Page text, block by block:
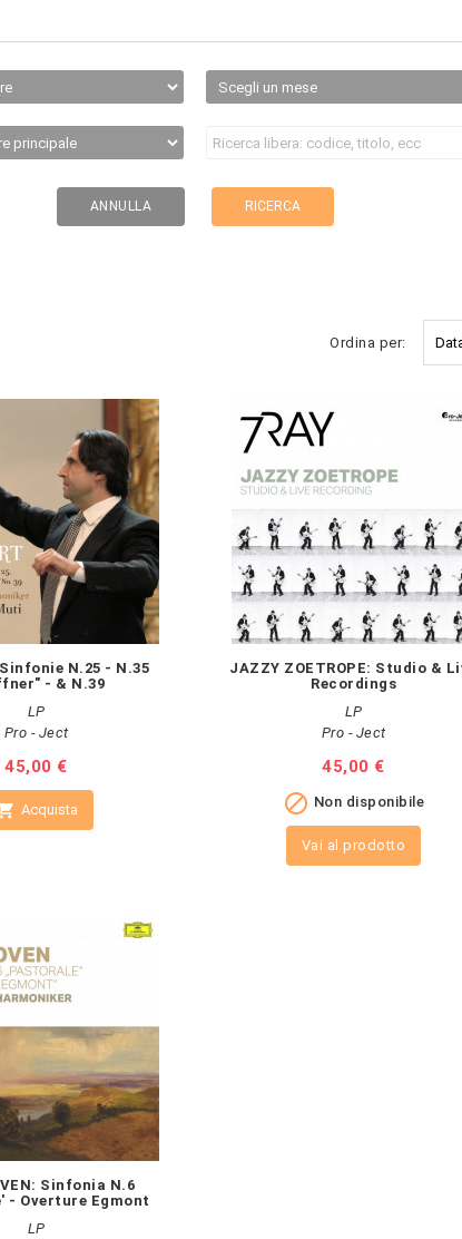
ANNULLA RICERCA
Ordina per:
N.25 - N.35
- & N.39
LP
Pro - Ject
Prezzo
45,00 €
Acquista
JAZZY ZOETROPE: Studio &
Recordings
LP
Pro - Ject
Prezzo
45,00 €
 Non disponibile
Vai al prodotto
Sinfonia N.6
- Overture Egmont
LP